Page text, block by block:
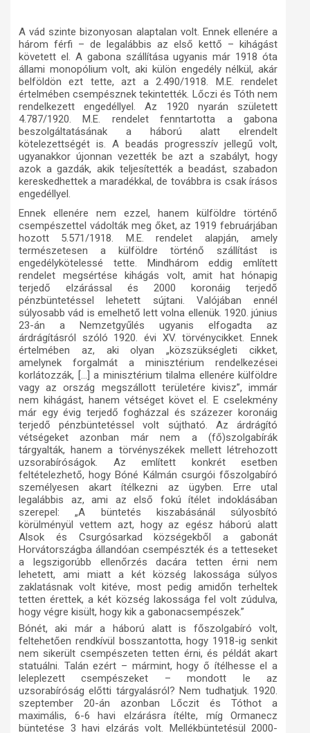
A vád szinte bizonyosan alaptalan volt. Ennek ellenére a
három férfi – de legalábbis az első kettő – kihágást
követett el. A gabona szállítása ugyanis már 1918 óta
állami monopólium volt, aki külön engedély nélkül, akár
belföldön ezt tette, azt a 2.490/1918. M.E. rendelet
értelmében csempésznek tekintették. Lőczi és Tóth nem
rendelkezett engedéllyel. Az 1920 nyarán született
4.787/1920. M.E. rendelet fenntartotta a gabona
beszolgáltatásának a háború alatt elrendelt
kötelezettségét is. A beadás progresszív jellegű volt,
ugyanakkor újonnan vezették be azt a szabályt, hogy
azok a gazdák, akik teljesítették a beadást, szabadon
kereskedhettek a maradékkal, de továbbra is csak írásos
engedéllyel.
Ennek ellenére nem ezzel, hanem külföldre történő
csempészettel vádolták meg őket, az 1919 februárjában
hozott 5.571/1918. M.E. rendelet alapján, amely
természetesen a külföldre történő szállítást is
engedélykötelessé tette. Mindhárom eddig említett
rendelet megsértése kihágás volt, amit hat hónapig
terjedő elzárással és 2000 koronáig terjedő
pénzbüntetéssel lehetett sújtani. Valójában ennél
súlyosabb vád is emelhető lett volna ellenük. 1920. június
23-án a Nemzetgyűlés ugyanis elfogadta az
árdrágításról szóló 1920. évi XV. törvénycikket. Ennek
értelmében az, aki olyan „közszükségleti cikket,
amelynek forgalmát a minisztérium rendelkezései
korlátozzák, […] a minisztérium tilalma ellenére külföldre
vagy az ország megszállott területére kivisz”, immár
nem kihágást, hanem vétséget követ el. E cselekmény
már egy évig terjedő fogházzal és százezer koronáig
terjedő pénzbüntetéssel volt sújtható. Az árdrágító
vétségeket azonban már nem a (fő)szolgabírák
tárgyalták, hanem a törvényszékek mellett létrehozott
uzsorabíróságok. Az említett konkrét esetben
feltételezhető, hogy Bóné Kálmán csurgói főszolgabíró
személyesen akart ítélkezni az ügyben. Erre utal
legalábbis az, ami az első fokú ítélet indoklásában
szerepel:„A büntetés kiszabásánál súlyosbító
körülményül vettem azt, hogy az egész háború alatt
Alsok és Csurgósarkad községekből a gabonát
Horvátországba állandóan csempészték és a tetteseket
a legszigorúbb ellenőrzés dacára tetten érni nem
lehetett, ami miatt a két község lakossága súlyos
zaklatásnak volt kitéve, most pedig amidőn terheltek
tetten érettek, a két község lakossága fel volt zúdulva,
hogy végre kisült, hogy kik a gabonacsempészek.”
Bónét, aki már a háború alatt is főszolgabíró volt,
feltehetően rendkívül bosszantotta, hogy 1918-ig senkit
nem sikerült csempészeten tetten érni, és példát akart
statuálni. Talán ezért – mármint, hogy ő ítélhesse el a
leleplezett csempészeket – mondott le az
uzsorabíróság előtti tárgyalásról? Nem tudhatjuk. 1920.
szeptember 20-án azonban Lőczit és Tóthot a
maximális, 6-6 havi elzárásra ítélte, míg Ormanecz
büntetése 3 havi elzárás volt. Mellékbüntetésül 2000-